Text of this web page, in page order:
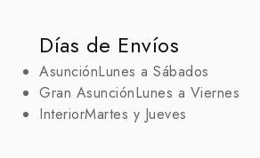
Días de Envíos
AsunciónLunes a Sábados
Gran AsunciónLunes a Viernes
InteriorMartes y Jueves